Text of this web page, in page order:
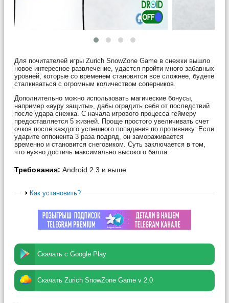
Для почитателей игры Zurich SnowZone Game в снежки вышло
новое интересное развлечение, удастся пройти много забавных
уровней, которые со временем становятся все сложнее, будете
сталкиваться с огромным количеством соперников.
Дополнительно можно использовать магические бонусы,
например «ауру защиты», дабы оградить себя от последствий
после удара снежка. С начала игрового процесса геймеру
предоставляется 5 жизней. Проще простого увеличивать счет
очков после каждого успешного попадания по противнику. Если
ударите оппонента 3 раза подряд, он замораживается
временно и становится снеговиком. Суть заключается в том,
что нужно достичь максимально высокого балла.
Требования: Android 2.3 и выше
Как установить?
Скачать с Google Play
Скачать Zurich SnowZone Game v 2.0